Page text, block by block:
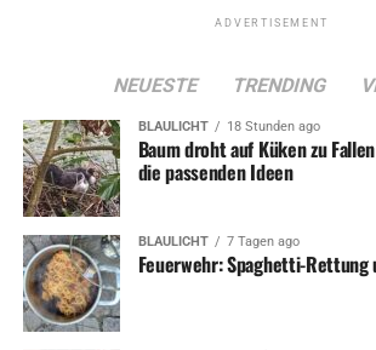
ADVERTISEMENT
NEUESTE TRENDING
BLAULICHT 18 Stunden ago
Baum droht auf Küken zu
die passenden Ideen
BLAULICHT 7 Tagen ago
Feuerwehr: Spaghetti-Rettung